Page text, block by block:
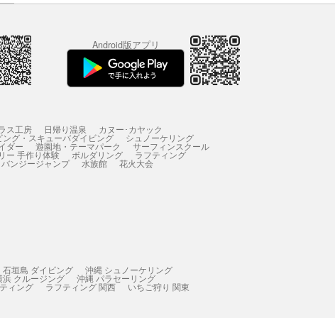
Android版アプリ
ス工房 日帰り温泉 カヌー･カヤック
ング・スキューバダイビング シュノーケリング
ダー 遊園地・テーマパーク サーフィンスクール
ー 手作り体験 ボルダリング ラフティング
バンジージャンプ 水族館 花火大会
石垣島 ダイビング 沖縄 シュノーケリング
浜 クルージング 沖縄 パラセーリング
ィング ラフティング 関西 いちご狩り 関東